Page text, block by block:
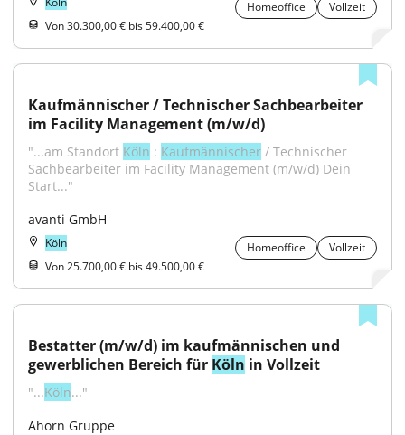
Homeoffice
Vollzeit
Von 30.300,00 € bis 59.400,00 €
Kaufmännischer / Technischer Sachbearbeiter
im Facility Management (m/w/d)
"...am Standort Köln : Kaufmännischer / Technischer
Sachbearbeiter im Facility Management (m/w/d) Dein
Start..."
avanti GmbH
Köln Homeoffice
Vollzeit
Von 25.700,00 € bis 49.500,00 €
Bestatter (m/w/d) im kaufmännischen und
gewerblichen Bereich für Köln in Vollzeit
"...Köln..."
Ahorn Gruppe